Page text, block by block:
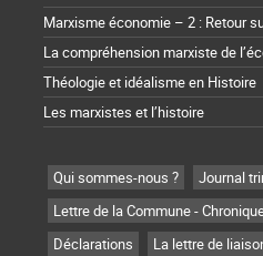
Marxisme économie – 2 : Retour
La compréhension marxiste de
Théologie et idéalisme en Histoire
Les marxistes et l’histoire
Qui sommes-nous ? Journal
Lettre de la Commune -
Déclarations
La lettre de